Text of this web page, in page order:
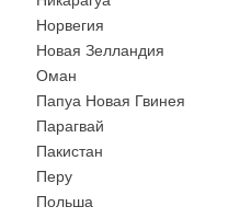
Норвегия
Новая Зелландия
Оман
Папуа Новая Гвинея
Парагвай
Пакистан
Перу
Польша